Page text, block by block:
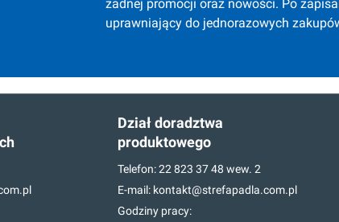
żadnej promocji oraz nowości. Po
uprawniający do jednorazowych
Dział doradztwa
produktowego
Telefon:22 823 37 48 wew. 2
E-mail: kontakt@strefapadla.com.pl
Godziny pracy: